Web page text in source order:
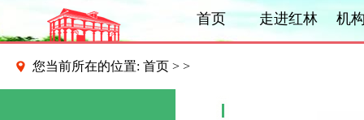
首页 走进红林 机
您当前所在的位置: 首页 > >